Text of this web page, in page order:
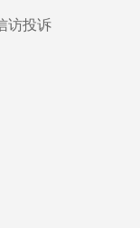
访投诉